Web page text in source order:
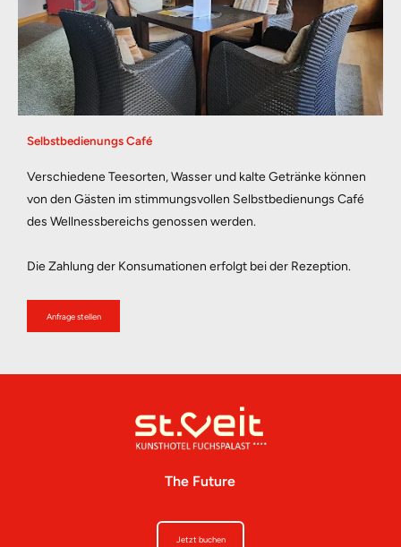
Selbstbedienungs Café
Verschiedene Teesorten, Wasser und kalte Getränke können
von den Gästen im stimmungsvollen Selbstbedienungs Café
des Wellnessbereichs genossen werden.
Die Zahlung der Konsumationen erfolgt bei der Rezeption.
Anfrage stellen
The Future
Jetzt buchen